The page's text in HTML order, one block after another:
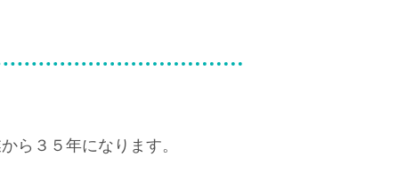
ら３５年になります。